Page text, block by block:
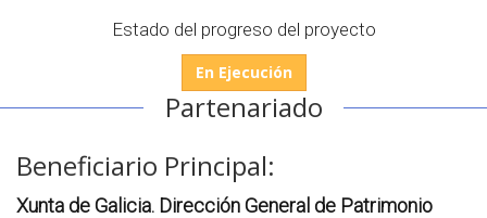
Estado del progreso del proyecto
En Ejecución
Partenariado
Beneficiario Principal:
Xunta de Galicia. Dirección General de Patrimonio